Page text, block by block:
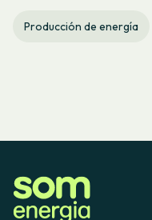
Producción de energía